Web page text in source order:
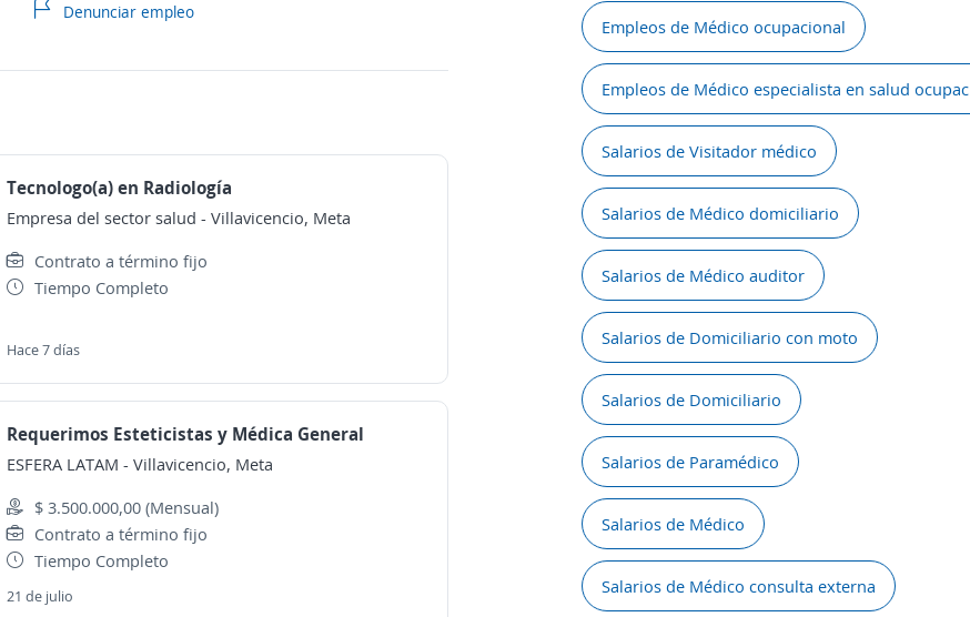
Denunciar empleo
Tecnologo(a) en Radiología
Empresa del sector salud - Villavicencio, Meta
Contrato a término fijo
Tiempo Completo
Hace 7 días
Requerimos Esteticistas y Médica General
ESFERA LATAM - Villavicencio, Meta
$ 3.500.000,00 (Mensual)
Contrato a término fijo
Tiempo Completo
21 de julio
Empleos de Médico ocupacional
Empleos de Médico especialista en salud
Salarios de Visitador médico
Salarios de Médico domiciliario
Salarios de Médico auditor
Salarios de Domiciliario con moto
Salarios de Domiciliario
Salarios de Paramédico
Salarios de Médico
Salarios de Médico consulta externa